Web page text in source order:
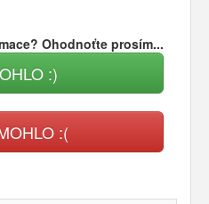
Ohodnoťte prosím...
:)
:(